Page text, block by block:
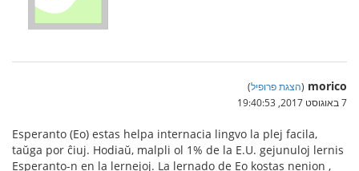
morico
(הצגת פרופיל)
7 באוגוסט 2017, 19:40:53
Esperanto (Eo) estas helpa internacia lingvo la plej facila,
taŭga por ĉiuj. Hodiaŭ, malpli ol 1% de la E.U. gejunuloj lernis
Esperanto-n en la lernejoj. La lernado de Eo kostas nenion ,